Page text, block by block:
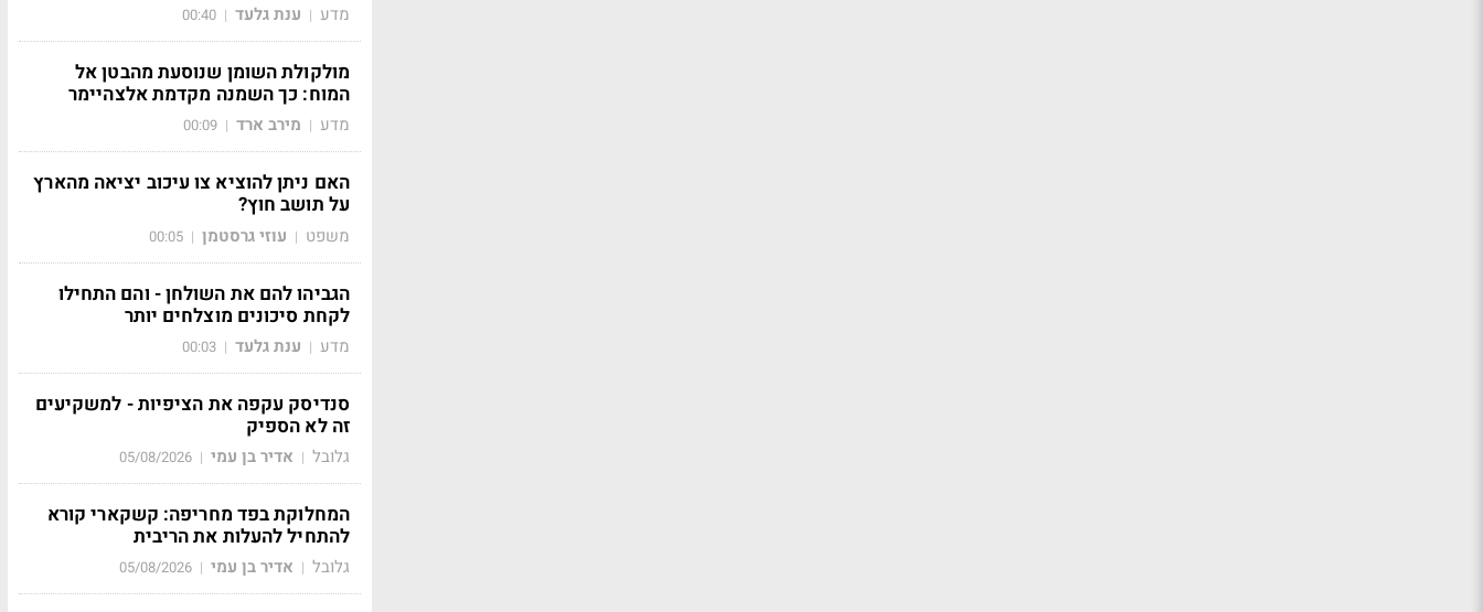
מדע | ענת גלעד |
00:40
מולקולת השומן שנוסעת מהבטן אל
המוח: כך השמנה מקדמת אלצהיימר
מדע | מירב ארד |
00:09
האם ניתן להוציא צו עיכוב יציאה מהארץ
על תושב חוץ?
משפט | עוזי גרסטמן |
00:05
הגביהו להם את השולחן - והם התחילו
לקחת סיכונים מוצלחים יותר
מדע | ענת גלעד |
00:03
סנדיסק עקפה את הציפיות - למשקיעים
זה לא הספיק
גלובל | אדיר בן עמי |
05/08/2026
המחלוקת בפד מחריפה: קשקארי קורא
להתחיל להעלות את הריבית
גלובל | אדיר בן עמי |
05/08/2026